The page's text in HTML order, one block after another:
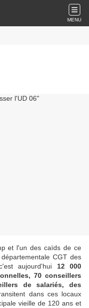
MENU
et l'un des caïds de ce
CGT des
aujourd'hui 12 000
70 conseillers
de salariés, des
dans ces locaux
vieille de 120 ans et